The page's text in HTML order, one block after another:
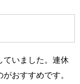
ていました。連休
おすすめです。